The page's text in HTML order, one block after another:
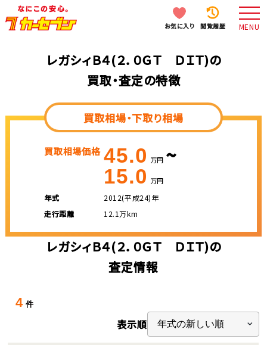
お気に入り 閲覧履歴 MENU
レガシィＢ４(２．０ＧＴ ＤＩＴ)の
買取・査定の特徴
買取相場・下取り相場
買取相場価格 45.0 万円 ~
15.0 万円
年式
2012(平成24)年
走行距離
12.1万km
レガシィＢ４(２．０ＧＴ ＤＩＴ)の
査定情報
4 件
表示順